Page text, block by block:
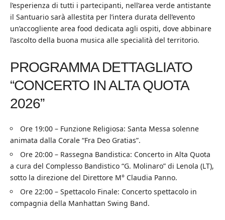
l’esperienza di tutti i partecipanti, nell’area verde antistante
il Santuario sarà allestita per l’intera durata dell’evento
un’accogliente area food dedicata agli ospiti, dove abbinare
l’ascolto della buona musica alle specialità del territorio.
PROGRAMMA DETTAGLIATO
“CONCERTO IN ALTA QUOTA
2026”
Ore 19:00 – Funzione Religiosa: Santa Messa solenne
animata dalla Corale “Fra Deo Gratias”.
Ore 20:00 – Rassegna Bandistica: Concerto in Alta Quota
a cura del Complesso Bandistico “G. Molinaro” di Lenola (LT),
sotto la direzione del Direttore M° Claudia Panno.
Ore 22:00 – Spettacolo Finale: Concerto spettacolo in
compagnia della Manhattan Swing Band.